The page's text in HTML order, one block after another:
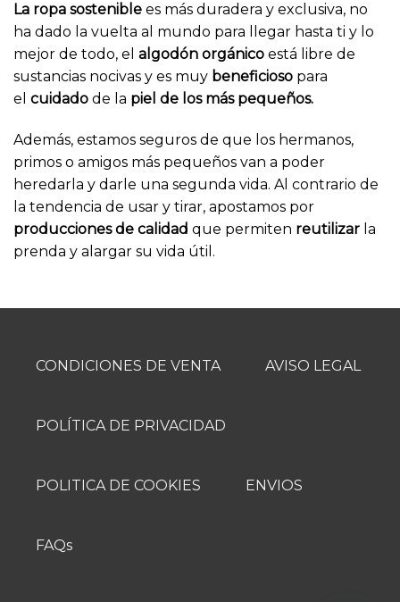
La ropa sostenible es más duradera y exclusiva, no
ha dado la vuelta al mundo para llegar hasta ti y lo
mejor de todo, el algodón orgánico está libre de
sustancias nocivas y es muy beneficioso para
el cuidado de la piel de los más pequeños.
Además, estamos seguros de que los hermanos,
primos o amigos más pequeños van a poder
heredarla y darle una segunda vida. Al contrario de
la tendencia de usar y tirar, apostamos por
producciones de calidad que permiten reutilizar la
prenda y alargar su vida útil.
CONDICIONES DE VENTA AVISO LEGAL
POLÍTICA DE PRIVACIDAD
POLITICA DE COOKIES ENVIOS
FAQs